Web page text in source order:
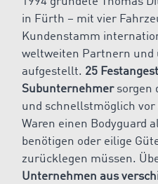
in Fürth – mit vier
Kundenstamm
weltweiten Partnern und
aufgestellt. 25
Subunternehmersorgen
und schnellstmöglich vor
Waren einen Bodyguard
benötigen oder eilige
zurücklegen müssen.
Unternehmen aus